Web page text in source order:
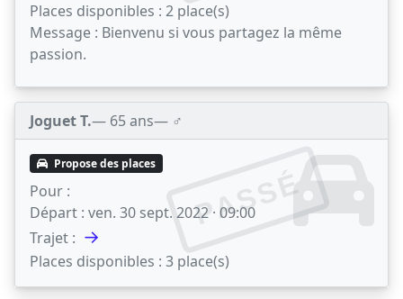
Places disponibles : 2 place(s)
Message : Bienvenu si vous partagez la même
passion.
Joguet T.— 65 ans— ♂️
PASSÉ
Propose des places
Pour :
Départ : ven. 30 sept. 2022 · 09:00
Trajet : →
Places disponibles : 3 place(s)